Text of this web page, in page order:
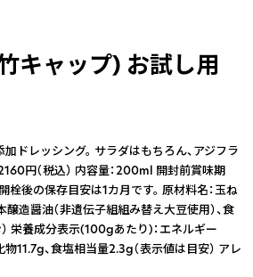
キャップ) お試し用
ドレッシング。 サラダはもちろん、アジフラ
円（税込） 内容量：200ml 開封前賞味期
栓後の保存目安は1カ月です。 原材料名：玉ね
醸造醤油（非遺伝子組組み替え大豆使用）、食
） 栄養成分表示(100gあたり)：エネルギー
11.7g、食塩相当量2.3g（表示値は目安） アレ